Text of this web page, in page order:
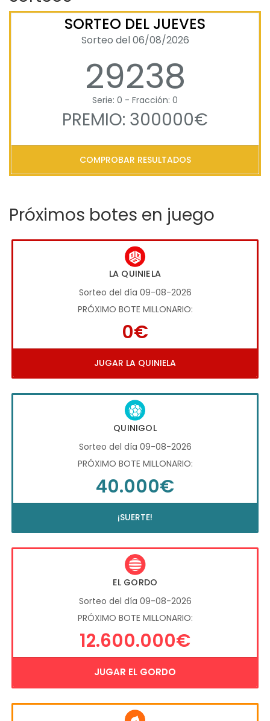
SORTEO DEL JUEVES
Sorteo del 06/08/2026
29238
Serie: 0 - Fracción: 0
PREMIO: 300000€
COMPROBAR RESULTADOS
Próximos botes en juego
LA QUINIELA
Sorteo del día 09-08-2026
PRÓXIMO BOTE MILLONARIO:
0€
JUGAR LA QUINIELA
QUINIGOL
Sorteo del día 09-08-2026
PRÓXIMO BOTE MILLONARIO:
40.000€
¡SUERTE!
EL GORDO
Sorteo del día 09-08-2026
PRÓXIMO BOTE MILLONARIO:
12.600.000€
JUGAR EL GORDO